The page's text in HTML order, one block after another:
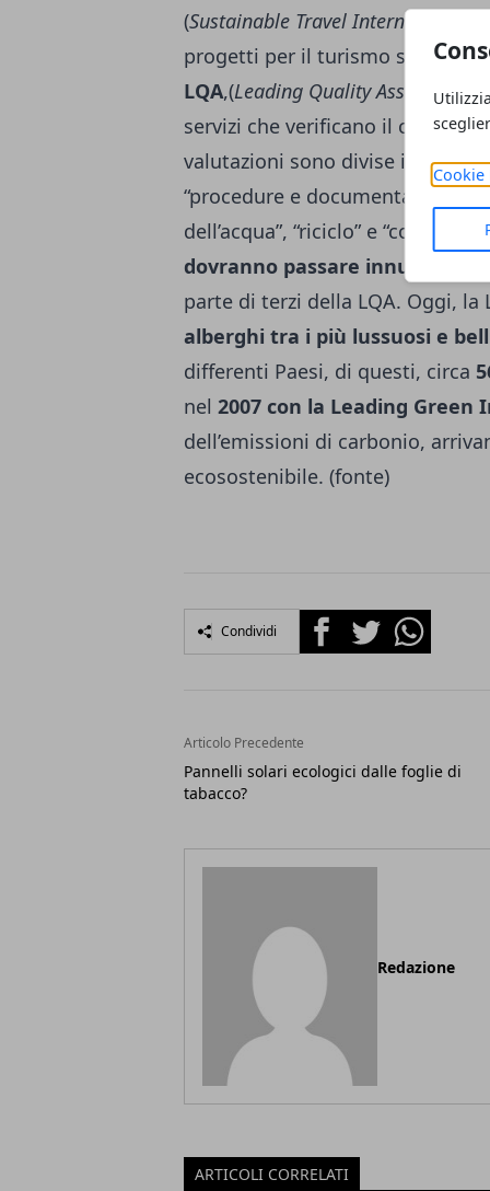
Cookie
(Sustainable Travel International
progetti per il turismo
LQA,(Leading Quality Assurance),
servizi che verificano il controllo
valutazioni sono divise in
100
“procedure e documentazione”,
dell’acqua”, “riciclo” e
dovranno passare
parte di terzi della LQA. Oggi,
alberghi tra i più lussuosi e
differenti Paesi, di questi, circa
nel 2007 con la Leading Green
dell’emissioni di carbonio,
ecosostenibile. (fonte)
Condividi FacebookTwitterWhatsapp
Articolo Precedente
Pannelli solari ecologici dalle foglie di
tabacco?
Redazione
ARTICOLI CORRELATI